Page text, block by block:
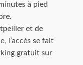
à pied
et de
l’accès se fait
gratuit sur